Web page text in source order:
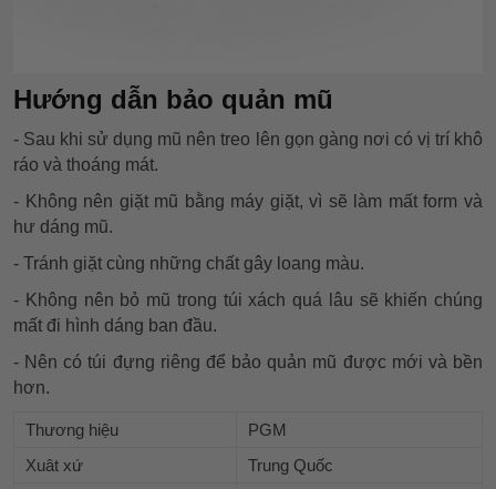
Hướng dẫn bảo quản mũ
- Sau khi sử dụng mũ nên treo lên gọn gàng nơi có vị trí khô
ráo và thoáng mát.
- Không nên giặt mũ bằng máy giặt, vì sẽ làm mất form và
hư dáng mũ.
- Tránh giặt cùng những chất gây loang màu.
- Không nên bỏ mũ trong túi xách quá lâu sẽ khiến chúng
mất đi hình dáng ban đầu.
- Nên có túi đựng riêng để bảo quản mũ được mới và bền
hơn.
Thương hiệu
PGM
Xuât xứ
Trung Quốc